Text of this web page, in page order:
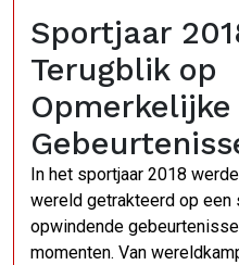
Sportjaar
Terugblik op
Opmerkelijke
In het sportjaar 2018
wereld getrakteerd op een
opwindende
momenten. Van